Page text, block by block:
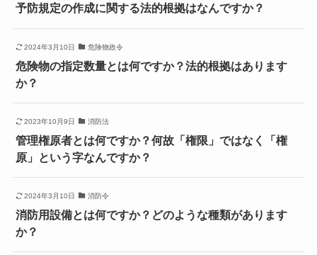
予防規定の作成に関する法的根拠はなんですか？
2024年3月10日 危険物政令
危険物の指定数量とは何ですか？法的根拠はあります
か？
2023年10月9日 消防法
管理権原者とは何ですか？何故「権限」ではなく「権
原」という字なんですか？
2024年3月10日 消防令
消防用設備とは何ですか？どのような種類があります
か？